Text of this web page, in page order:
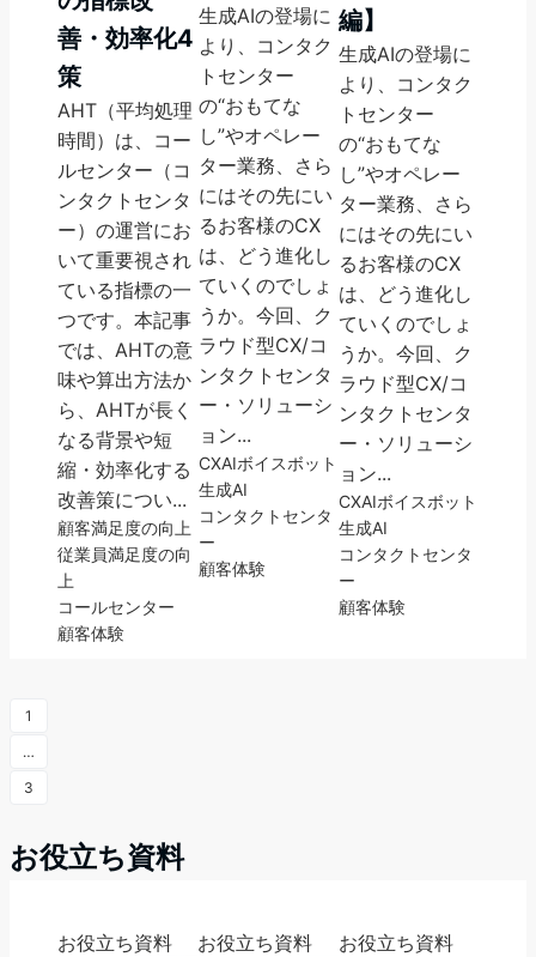
善・効率化4
策
AHT（平均処理
時間）は、コー
ルセンター（コ
ンタクトセンタ
ー）の運営にお
いて重要視され
ている指標の一
つです。本記事
では、AHTの意
味や算出方法か
ら、AHTが長く
なる背景や短
縮・効率化する
改善策につい...
顧客満足度の向上
従業員満足度の向
上
コールセンター
顧客体験
生成AIの登場に
より、コンタク
トセンター
の“おもてな
し”やオペレー
ター業務、さら
にはその先にい
るお客様のCX
は、どう進化し
ていくのでしょ
うか。今回、ク
ラウド型CX/コ
ンタクトセンタ
ー・ソリューシ
ョン...
CXAIボイスボット
生成AI
コンタクトセンタ
ー
顧客体験
編】
生成AIの登場に
より、コンタク
トセンター
の“おもてな
し”やオペレー
ター業務、さら
にはその先にい
るお客様のCX
は、どう進化し
ていくのでしょ
うか。今回、ク
ラウド型CX/コ
ンタクトセンタ
ー・ソリューシ
ョン...
CXAIボイスボット
生成AI
コンタクトセンタ
ー
顧客体験
1
…
3
お役立ち資料
お役立ち資料 お役立ち資料 お役立ち資料